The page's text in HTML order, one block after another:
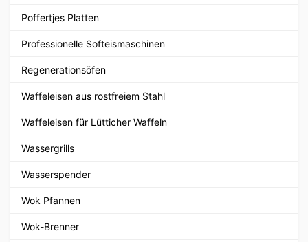
Poffertjes Platten
Professionelle Softeismaschinen
Regenerationsöfen
Waffeleisen aus rostfreiem Stahl
Waffeleisen für Lütticher Waffeln
Wassergrills
Wasserspender
Wok Pfannen
Wok-Brenner